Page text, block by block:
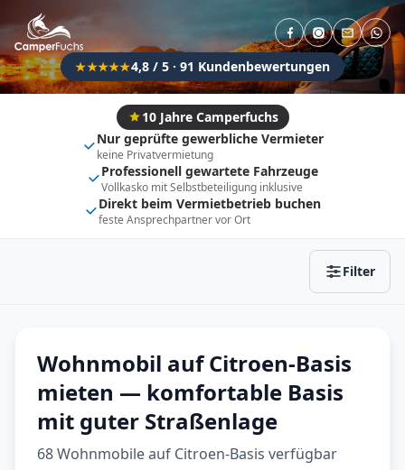
★★★★★4,8 / 5 · 91 Kundenbewertungen
10 Jahre Camperfuchs
Nur geprüfte gewerbliche Vermieter
keine Privatvermietung
Professionell gewartete Fahrzeuge
Vollkasko mit Selbstbeteiligung inklusive
Direkt beim Vermietbetrieb buchen
feste Ansprechpartner vor Ort
Filter
Flexibel (±3 Tage) Anhängerkupplung
Fahrzeugtyp
Vollintegriert Kastenwagen
Alkoven Teil-Integriert
Wohnwagen
Wohnmobil auf Citroen-Basis
mieten — komfortable Basis
mit guter Straßenlage
68Wohnmobile auf Citroen-Basis verfügbar